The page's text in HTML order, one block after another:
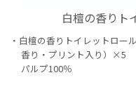
白檀の香りト
白檀の香りトイレットロ
香り・プリント入り）×5
パルプ100％